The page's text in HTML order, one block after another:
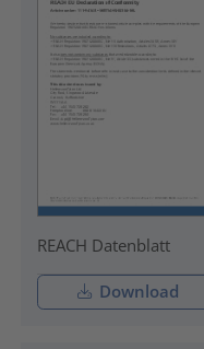
REACH Datenblatt
Download